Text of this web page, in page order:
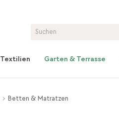
Textilien Garten & Terrasse
Betten & Matratzen